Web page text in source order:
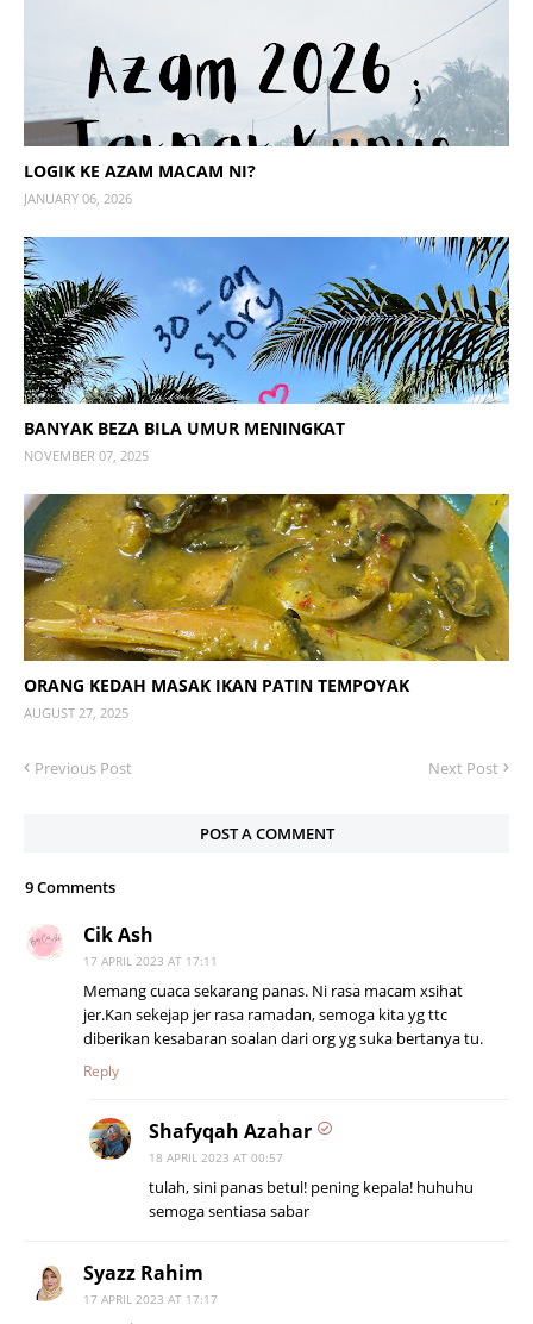
LOGIK KE AZAM MACAM NI?
JANUARY 06, 2026
BANYAK BEZA BILA UMUR MENINGKAT
NOVEMBER 07, 2025
ORANG KEDAH MASAK IKAN PATIN TEMPOYAK
AUGUST 27, 2025
Previous Post Next Post
POST A COMMENT
9 Comments
Cik Ash
17 APRIL 2023 AT 17:11
Memang cuaca sekarang panas. Ni rasa macam xsihat
jer.Kan sekejap jer rasa ramadan, semoga kita yg ttc
diberikan kesabaran soalan dari org yg suka bertanya tu.
Reply
Shafyqah Azahar
18 APRIL 2023 AT 00:57
tulah, sini panas betul! pening kepala! huhuhu
semoga sentiasa sabar
Syazz Rahim
17 APRIL 2023 AT 17:17